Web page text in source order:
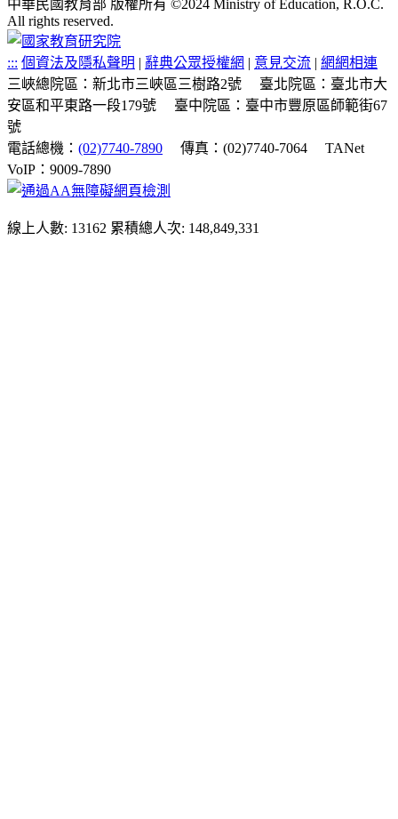
中華民國教育部 版權所有 ©2024 Ministry of Education, R.O.C.
All rights reserved.
::: 個資法及隱私聲明 | 辭典公眾授權網 | 意見交流 | 網網相連
三峽總院區：新北市三峽區三樹路2號
臺北院區：臺北市大
安區和平東路一段179號
臺中院區：臺中市豐原區師範街67
號
電話總機： (02)7740-7890 傳真：(02)7740-7064
TANet
VoIP：9009-7890
線上人數: 13162 累積總人次: 148,849,331